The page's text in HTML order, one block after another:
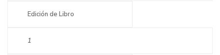
Edición de Libro
1